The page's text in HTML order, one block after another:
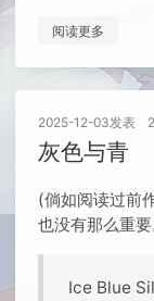
阅读更多
2025-12-03发表
灰色与青
(倘如阅读过前
也没有那么重
Ice Blue